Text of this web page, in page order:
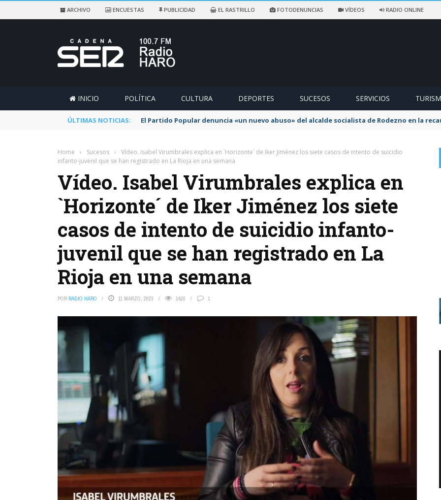
ARCHIVO ENCUESTAS PUBLICIDAD EL RASTRILLO FOTODENUNCIAS VÍDEOS RADIO ONLINE
INICIO POLÍTICA CULTURA DEPORTES SUCESOS SERVICIOS
ÚLTIMAS NOTICIAS: El Partido Popular denuncia «un nuevo abuso» del alcalde socialista de Rodezno en la
Home › Sucesos ›
Vídeo. Isabel Virumbrales explica en `Horizonte´ de Iker Jiménez los siete casos de intento de suicidio
infanto-juvenil que se han registrado en La Rioja en una semana
Vídeo. Isabel Virumbrales explica en
`Horizonte´ de Iker Jiménez los siete
casos de intento de suicidio infanto-
juvenil que se han registrado en La
Rioja en una semana
POR RADIO HARO 11 MARZO, 2023 1420 1